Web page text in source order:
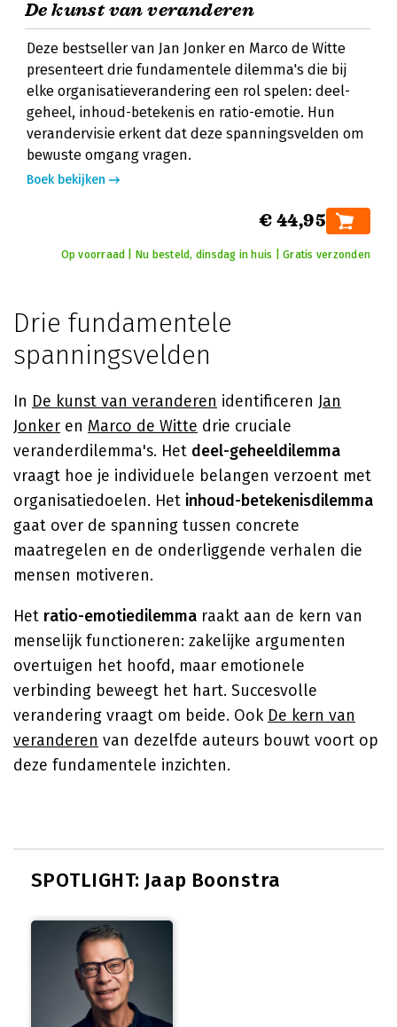
De kunst van veranderen
Deze bestseller van Jan Jonker en Marco de Witte
presenteert drie fundamentele dilemma's die bij
elke organisatieverandering een rol spelen: deel-
geheel, inhoud-betekenis en ratio-emotie. Hun
verandervisie erkent dat deze spanningsvelden om
bewuste omgang vragen.
Boek bekijken
€ 44,95
Op voorraad | Nu besteld, dinsdag in huis | Gratis verzonden
Drie fundamentele
spanningsvelden
In De kunst van veranderen identificeren Jan
Jonker en Marco de Witte drie cruciale
veranderdilemma's. Het deel-geheeldilemma
vraagt hoe je individuele belangen verzoent met
organisatiedoelen. Het inhoud-betekenisdilemma
gaat over de spanning tussen concrete
maatregelen en de onderliggende verhalen die
mensen motiveren.
Het ratio-emotiedilemma raakt aan de kern van
menselijk functioneren: zakelijke argumenten
overtuigen het hoofd, maar emotionele
verbinding beweegt het hart. Succesvolle
verandering vraagt om beide. Ook De kern van
veranderen van dezelfde auteurs bouwt voort op
deze fundamentele inzichten.
SPOTLIGHT: Jaap Boonstra